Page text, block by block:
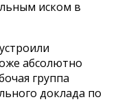
иском в
абсолютно
группа
доклада по